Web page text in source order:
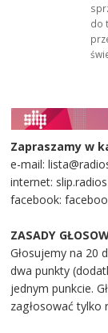
do
Zapraszamy w
e-mail:
internet:
facebook:
ZASADY
Głosujemy na 20
dwa punkty
jednym punkcie.
zagłosować tylko